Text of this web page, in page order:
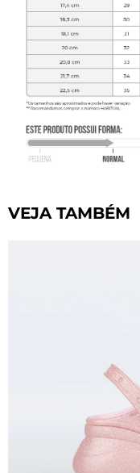
VEJA TAMBÉM